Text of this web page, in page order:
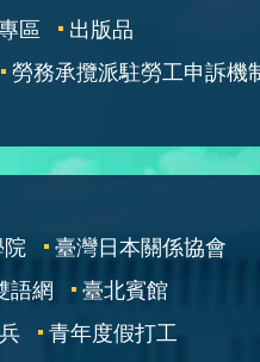
區
出版品
勞務承攬派駐勞工申訴機
院
臺灣日本關係協會
語網
臺北賓館
青年度假打工